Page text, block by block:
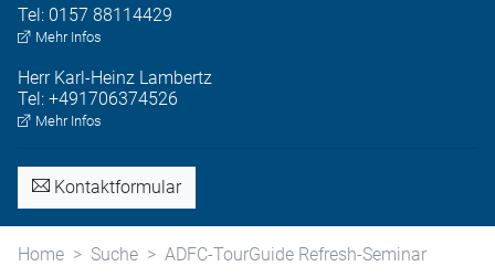
Tel: 0157 88114429
Mehr Infos
Herr Karl-Heinz Lambertz
Tel: +491706374526
Mehr Infos
Kontaktformular
Home Suche ADFC-TourGuide Refresh-Seminar